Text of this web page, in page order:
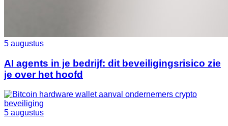
5 augustus
AI agents in je bedrijf: dit beveiligingsrisico zie
je over het hoofd
5 augustus